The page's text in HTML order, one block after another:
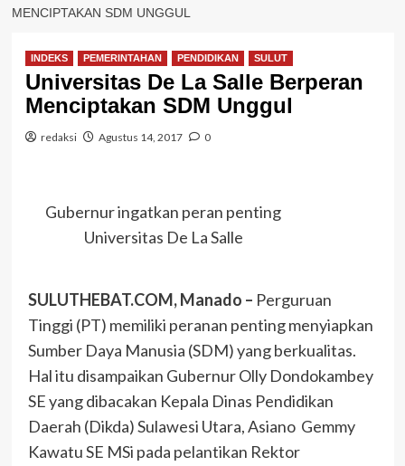
MENCIPTAKAN SDM UNGGUL
INDEKS PEMERINTAHAN PENDIDIKAN SULUT
Universitas De La Salle Berperan
Menciptakan SDM Unggul
redaksi Agustus 14, 2017 0
Gubernur ingatkan peran penting
Universitas De La Salle
SULUTHEBAT.COM, Manado – Perguruan
Tinggi (PT) memiliki peranan penting menyiapkan
Sumber Daya Manusia (SDM) yang berkualitas.
Hal itu disampaikan Gubernur Olly Dondokambey
SE yang dibacakan Kepala Dinas Pendidikan
Daerah (Dikda) Sulawesi Utara, Asiano Gemmy
Kawatu SE MSi pada pelantikan Rektor